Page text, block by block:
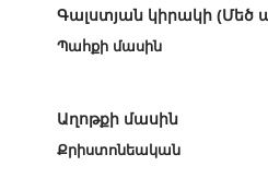
Գալստյան կիրակի (Մեծ
Պահքի մասին
Աղոթքի մասին
Քրիստոնեական